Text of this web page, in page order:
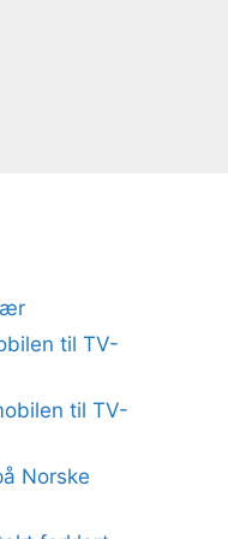
til TV-
til TV-
Norske